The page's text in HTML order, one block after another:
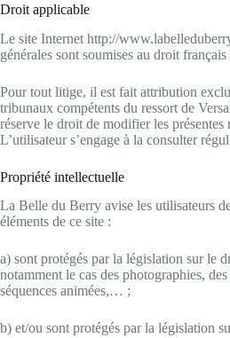
Droit applicable
Le site Internet http://
générales sont soumises au droit
Pour tout litige, il est fait attribution
tribunaux compétents du ressort de
réserve le droit de modifier les présentes
L’utilisateur s’engage à la consulter
Propriété intellectuelle
La Belle du Berry avise les utilisateurs
éléments de ce site :
a) sont protégés par la législation sur le
notamment le cas des photographies,
séquences animées,… ;
b) et/ou sont protégés par la législation